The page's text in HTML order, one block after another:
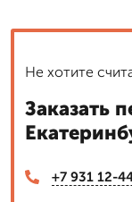
Не хотите
Заказать
+7 931 12-